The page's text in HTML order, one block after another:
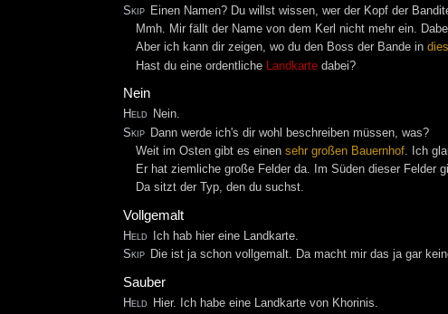
Skip Einen Namen? Du willst wissen, wer der Kopf der
Mmh. Mir fällt der Name von dem Kerl nicht mehr ein.
Aber ich kann dir zeigen, wo du den Boss der Bande in
Hast du eine ordentliche
Landkartedabei?
Nein
Held
Nein.
Skip Dann werde ich's dir wohl beschreiben müssen, was?
Weit im Osten gibt es einen sehr großen Bauernhof. Ich
Er hat ziemliche große Felder da. Im Süden dieser Felder
Da sitzt der Typ, den du suchst.
Vollgemalt
Held
Ich hab hier eine Landkarte.
Skip Die ist ja schon vollgemalt. Da macht mir das ja gar
Sauber
Held Hier. Ich habe eine Landkarte von Khorinis.